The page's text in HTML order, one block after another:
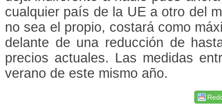
cualquier país de la UE a otro del
no sea el propio, costará como
delante de una reducción de
precios actuales. Las medidas
verano de este mismo año.